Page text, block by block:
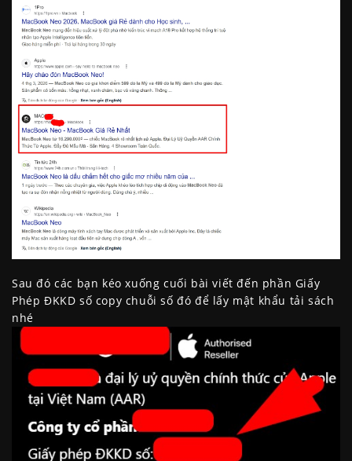
Sau đó các bạn kéo xuống cuối bài viết đến phần Giấy
Phép ĐKKD số copy chuỗi số đó để lấy mật khẩu tải sách
nhé